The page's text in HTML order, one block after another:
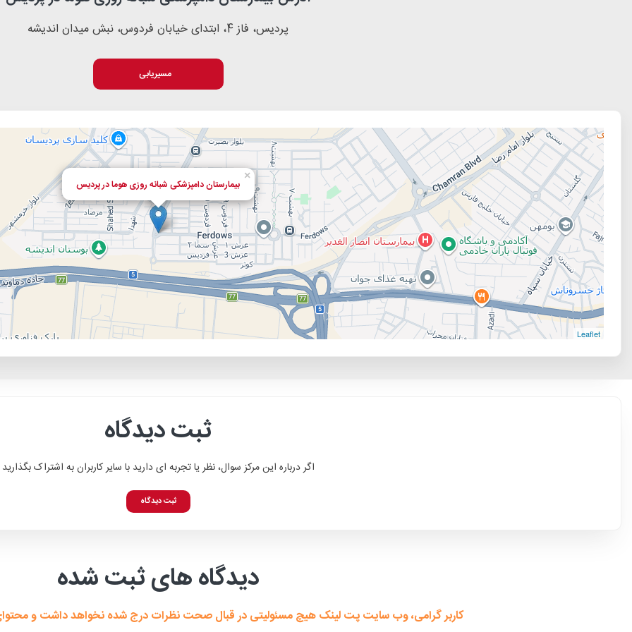
پردیس، فاز 4، ابتدای خیابان فردوس، نبش میدان اندیشه
مسیریابی
بیمارستان دامپزشکی شبانه روزی هوما در پردیس
×
Leaflet
ثبت دیدگاه
اگر درباره این مرکز سوال، نظر یا تجربه ای دارید با سایر کاربران به اشتراک بگذارید
ثبت دیدگاه
دیدگاه های ثبت شده
کاربر گرامی، وب سایت پت لینک هیچ مسئولیتی در قبال صحت نظرات درج شده نخواهد داشت و